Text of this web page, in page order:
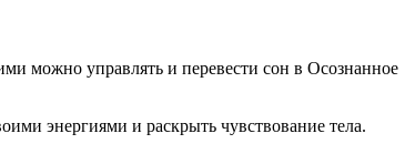
мож­но управ­лять и пере­ве­сти сон в Осо­знан­ное
энер­ги­я­ми и рас­крыть чув­ство­ва­ние тела.